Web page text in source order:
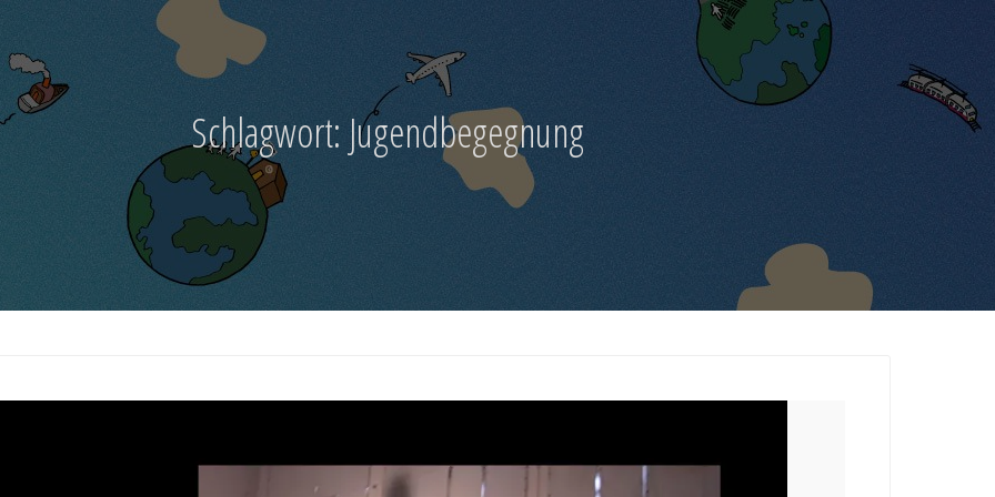
Schlagwort: Jugendbegegnung